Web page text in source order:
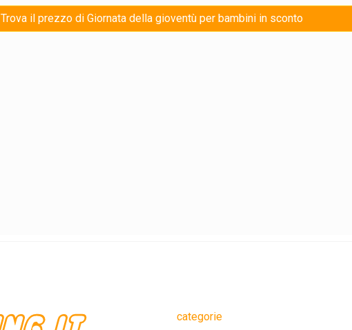
Trova il prezzo di Giornata della gioventù per bambini in sconto
categorie